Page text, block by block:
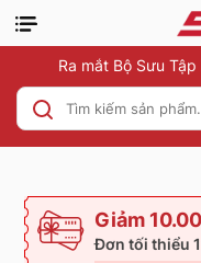
Ra mắt Bộ Sưu
Giảm
Đơn tối thiểu